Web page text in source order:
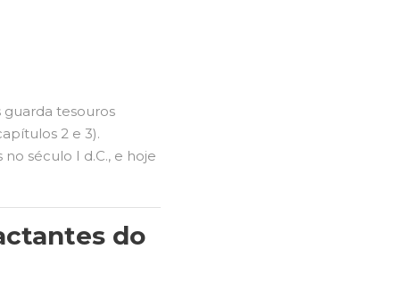
guarda tesouros
2 e 3).
século I d.C., e hoje
do